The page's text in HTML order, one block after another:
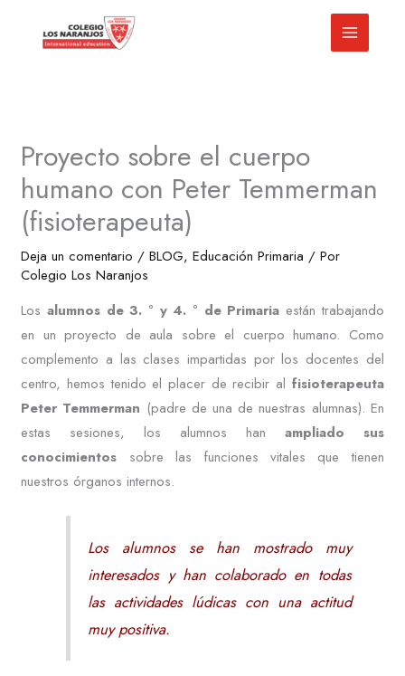
Proyecto sobre el cuerpo
humano con Peter Temmerman
(fisioterapeuta)
Deja un comentario /BLOG,Educación Primaria / Por
Colegio Los Naranjos
Los alumnos de 3. ° y 4. ° de Primaria están trabajando
en un proyecto de aula sobre el cuerpo humano. Como
complemento a las clases impartidas por los docentes del
centro, hemos tenido el placer de recibir al fisioterapeuta
Peter Temmerman (padre de una de nuestras alumnas). En
estas sesiones, los alumnos han ampliado sus
conocimientos sobre las funciones vitales que tienen
nuestros órganos internos.
Los alumnos se han mostrado muy
interesados y han colaborado en todas
las actividades lúdicas con una actitud
muy positiva.